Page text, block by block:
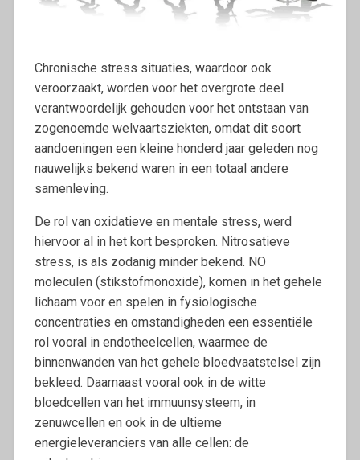
Chronische stress situaties, waardoor ook
veroorzaakt, worden voor het overgrote deel
verantwoordelijk gehouden voor het ontstaan van
zogenoemde welvaartsziekten, omdat dit soort
aandoeningen een kleine honderd jaar geleden nog
nauwelijks bekend waren in een totaal andere
samenleving.
De rol van oxidatieve en mentale stress, werd
hiervoor al in het kort besproken. Nitrosatieve
stress, is als zodanig minder bekend. NO
moleculen (stikstofmonoxide), komen in het gehele
lichaam voor en spelen in fysiologische
concentraties en omstandigheden een essentiële
rol vooral in endotheelcellen, waarmee de
binnenwanden van het gehele bloedvaatstelsel zijn
bekleed. Daarnaast vooral ook in de witte
bloedcellen van het immuunsysteem, in
zenuwcellen en ook in de ultieme
energieleveranciers van alle cellen: de